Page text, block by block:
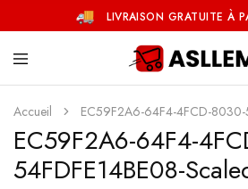
LIVRAISON GRATUITE À
Accueil EC59F2A6-64F4-4FCD-8030-
EC59F2A6-64F4-
54FDFE14BE08-